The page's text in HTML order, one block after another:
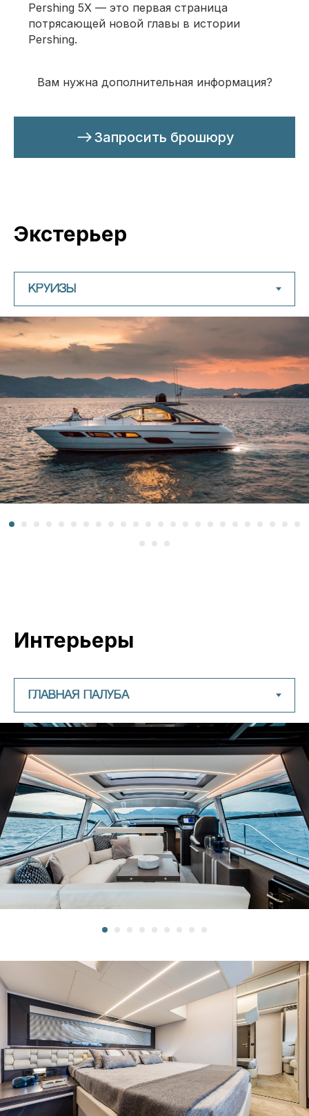
Pershing 5X — это первая страница
потрясающей новой главы в истории
Pershing.
Вам нужна дополнительная информация?
Запросить брошюру
Экстерьер
Интерьеры